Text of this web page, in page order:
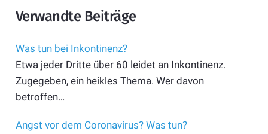
Verwandte Beiträge
Was tun bei Inkontinenz?
Etwa jeder Dritte über 60 leidet an Inkontinenz.
Zugegeben, ein heikles Thema. Wer davon
betroffen…
Angst vor dem Coronavirus? Was tun?